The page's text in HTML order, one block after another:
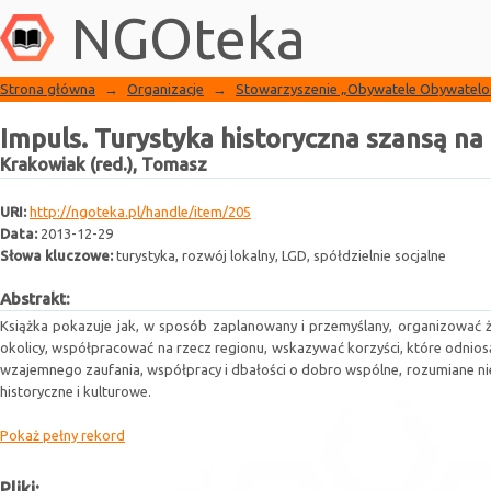
NGOteka
Impuls. Turystyka historyczna szansą
Biblioteka NGO
Strona główna → Organizacje → Stowarzyszenie „Obywatele
Impuls. Turystyka historyczna szansą
Krakowiak (red.), Tomasz
URI: http://ngoteka.pl/handle/item/205
Data: 2013-12-29
Słowa kluczowe: turystyka, rozwój lokalny, LGD, spółdzielnie socjalne
Abstrakt:
Książka pokazuje jak, w sposób zaplanowany i przemyślany, organizować
okolicy, współpracować na rzecz regionu, wskazywać korzyści, które
wzajemnego zaufania, współpracy i dbałości o dobro wspólne, rozumiane
historyczne i kulturowe.
Pokaż pełny rekord